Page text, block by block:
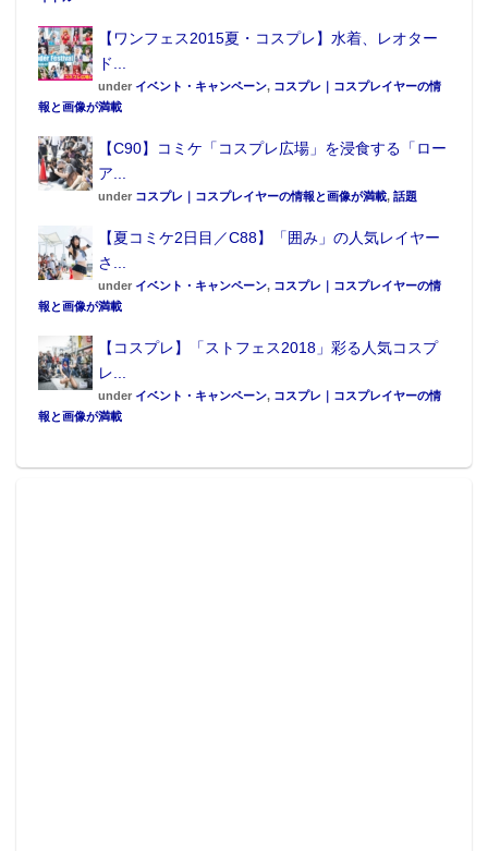
【ワンフェス2015夏・コスプレ】水着、レオター
ド...
under イベント・キャンペーン, コスプレ｜コスプレイヤーの情
報と画像が満載
【C90】コミケ「コスプレ広場」を浸食する「ロー
ア...
under コスプレ｜コスプレイヤーの情報と画像が満載, 話題
【夏コミケ2日目／C88】「囲み」の人気レイヤー
さ...
under イベント・キャンペーン, コスプレ｜コスプレイヤーの情
報と画像が満載
【コスプレ】「ストフェス2018」彩る人気コスプ
レ...
under イベント・キャンペーン, コスプレ｜コスプレイヤーの情
報と画像が満載